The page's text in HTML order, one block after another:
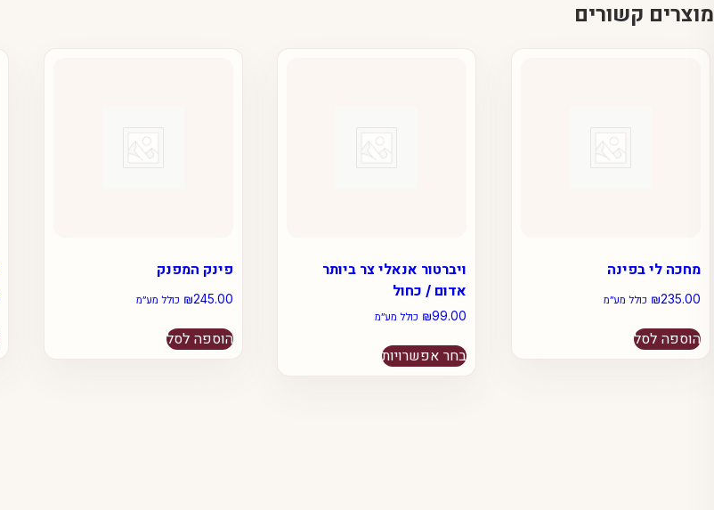
מוצרים קשורים
פינק המפנק
₪245.00 כולל מע״מ
הוספה לסל
ויברטור אנאלי צר ביותר
אדום / כחול
₪99.00 כולל מע״מ
בחר אפשרויותזה
מחכה לי בפינה
₪235.00 כולל מע״מ
הוספה לסל